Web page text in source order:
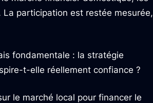
La participation est restée mesurée,
fondamentale : la stratégie
t-elle réellement confiance ?
le marché local pour financer le